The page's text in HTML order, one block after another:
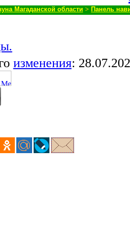
Магаданской области > Панель
изменения: